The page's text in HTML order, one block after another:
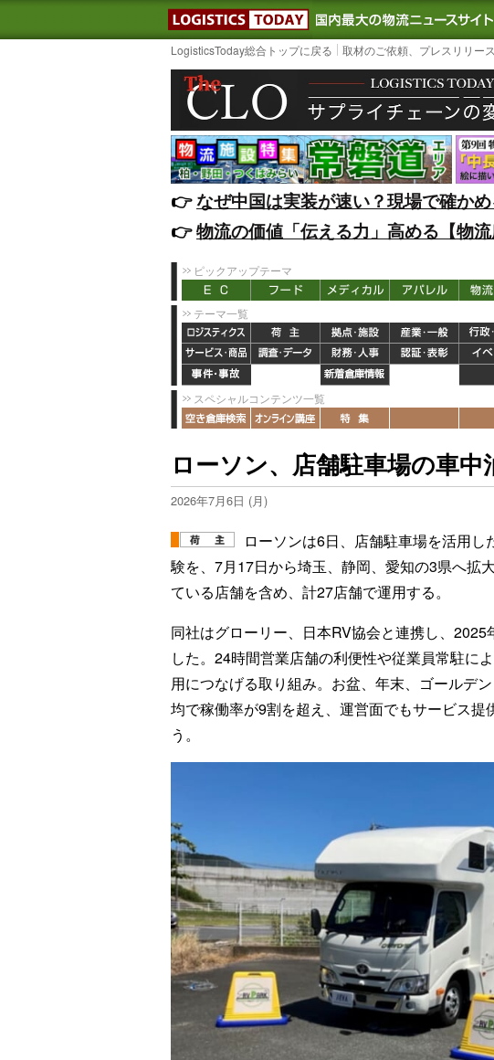
LOGISTICS TODAY｜国内
LogisticsToday総合トップに戻る 取材のご依頼、プレスリリー
👉️なぜ中国は実装が速い？現場で確か
👉️物流の価値「伝える力」高める【物
ピックアップテーマ
テーマ一覧
スペシャルコンテンツ一覧
ローソン、店舗駐車場の車
2026年7月6日 (月)
ローソンは6日、店舗駐車場を活用
験を、7月17日から埼玉、静岡、愛知の3県へ拡
ている店舗を含め、計27店舗で運用する。
同社はグローリー、日本RV協会と連携し、
した。24時間営業店舗の利便性や従業員常駐に
用につなげる取り組み。お盆、年末、ゴールデ
均で稼働率が9割を超え、運営面でもサービス
う。